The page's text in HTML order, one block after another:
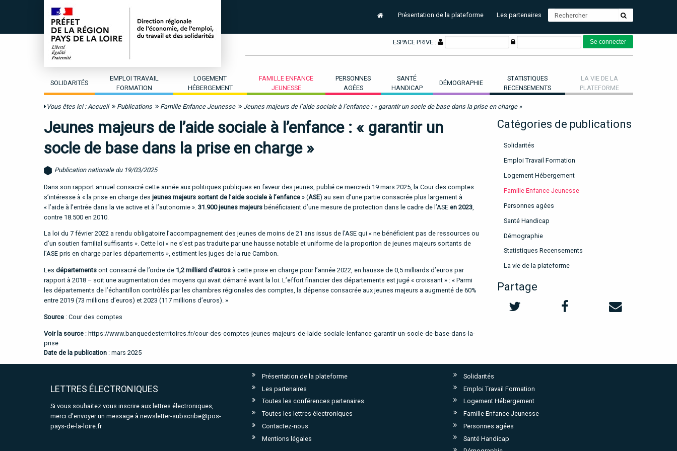
Présentation de la plateforme Les partenaires
ESPACE PRIVE :
SOLIDARITÉS
EMPLOI TRAVAIL
FORMATION
LOGEMENT
HÉBERGEMENT
FAMILLE ENFANCE
JEUNESSE
PERSONNES
AGÉES
SANTÉ
HANDICAP
DÉMOGRAPHIE
STATISTIQUES
RECENSEMENTS
LA VIE DE LA
PLATEFORME
Vous êtes ici : Accueil Publications Famille Enfance Jeunesse Jeunes majeurs de l’aide sociale à l’enfance : « garantir un socle de base dans la prise en charge »
Jeunes majeurs de l’aide sociale à l’enfance : « garantir un
socle de base dans la prise en charge »
Publication nationale du 19/03/2025
Dans son rapport annuel consacré cette année aux politiques publiques en faveur des jeunes, publié ce mercredi 19 mars 2025, la Cour des comptes
s’intéresse à « la prise en charge des jeunes majeurs sortant de l’aide sociale à l’enfance » (ASE) au sein d’une partie consacrée plus largement à
« l’aide à l’entrée dans la vie active et à l’autonomie ». 31.900 jeunes majeurs bénéficiaient d’une mesure de protection dans le cadre de l’ASE en 2023
contre 18.500 en 2010.
La loi du 7 février 2022 a rendu obligatoire l’accompagnement des jeunes de moins de 21 ans issus de l’ASE qui « ne bénéficient pas de ressources ou
d’un soutien familial suffisants ». Cette loi « ne s’est pas traduite par une hausse notable et uniforme de la proportion de jeunes majeurs sortants de
l’ASE pris en charge par les départements », estiment les juges de la rue Cambon.
Les départements ont consacré de l’ordre de 1,2 milliard d’euros à cette prise en charge pour l’année 2022, en hausse de 0,5 milliards d’euros par
rapport à 2018 – soit une augmentation des moyens qui avait démarré avant la loi. L’effort financier des départements est jugé « croissant » : « Parmi
les départements de l’échantillon contrôlés par les chambres régionales des comptes, la dépense consacrée aux jeunes majeurs a augmenté de 60%
entre 2019 (73 millions d’euros) et 2023 (117 millions d’euros). »
Source : Cour des comptes
Voir la source : https://www.banquedesterritoires.fr/cour-des-comptes-jeunes-majeurs-de-laide-sociale-lenfance-garantir-un-socle-de-base-dans-la-
prise
Date de la publication : mars 2025
Catégories de publications
Solidarités
Emploi Travail Formation
Logement Hébergement
Famille Enfance Jeunesse
Personnes agées
Santé Handicap
Démographie
Statistiques Recensements
La vie de la plateforme
Partage
LETTRES ÉLECTRONIQUES
Si vous souhaitez vous inscrire aux lettres électroniques,
merci d'envoyer un message à newsletter-subscribe@pos-
pays-de-la-loire.fr
Présentation de la plateforme
Les partenaires
Toutes les conférences partenaires
Toutes les lettres électroniques
Contactez-nous
Mentions légales
Solidarités
Emploi Travail Formation
Logement Hébergement
Famille Enfance Jeunesse
Personnes agées
Santé Handicap